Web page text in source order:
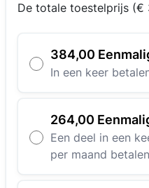
De totale toestelprijs
384,00
In een keer
264,00
Een deel in een
per maand betalen